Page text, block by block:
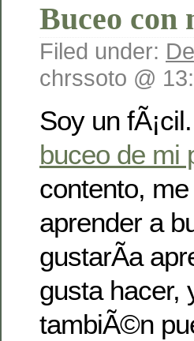
Buceo
Filed under:
chrssoto @
Soy un
buceo de mi
contento,
aprender a
gustarÃ­a
gusta hacer,
tambiÃ©n